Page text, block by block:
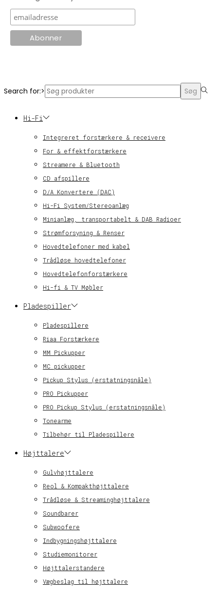
Search for:> Søg
Hi-Fi
Integreret forstærkere & receivere
For & effektforstærkere
Streamere & Bluetooth
CD afspillere
D/A Konvertere (DAC)
Hi-Fi System/Stereoanlæg
Minianlæg, transportabelt & DAB Radioer
Strømforsyning & Renser
Hovedtelefoner med kabel
Trådløse hovedtelefoner
Hovedtelefonforstærkere
Hi-fi & TV Møbler
Pladespiller
Pladespillere
Riaa Forstærkere
MM Pickupper
MC pickupper
Pickup Stylus (erstatningsnåle)
PRO Pickupper
PRO Pickup Stylus (erstatningsnåle)
Tonearme
Tilbehør til Pladespillere
Højttalere
Gulvhøjttalere
Reol & Kompakthøjttalere
Trådløse & Streaminghøjttalere
Soundbarer
Subwoofere
Indbygningshøjttalere
Studiemonitorer
Højttalerstandere
Vægbeslag til højttalere